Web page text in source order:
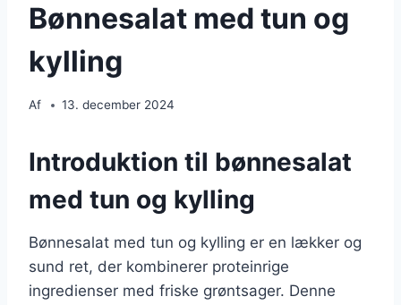
Bønnesalat med tun og
kylling
Af 13. december 2024
Introduktion til bønnesalat
med tun og kylling
Bønnesalat med tun og kylling er en lækker og
sund ret, der kombinerer proteinrige
ingredienser med friske grøntsager. Denne